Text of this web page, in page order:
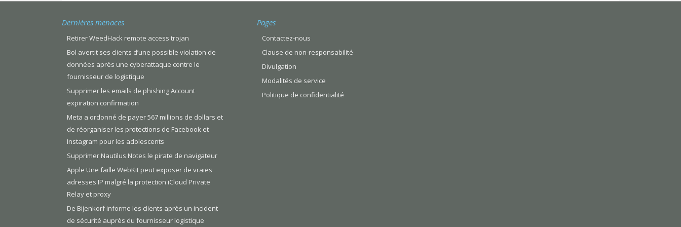
Dernières menaces
Retirer WeedHack remote access trojan
Bol avertit ses clients d’une possible violation de
données après une cyberattaque contre le
fournisseur de logistique
Supprimer les emails de phishing Account
expiration confirmation
Meta a ordonné de payer 567 millions de dollars et
de réorganiser les protections de Facebook et
Instagram pour les adolescents
Supprimer Nautilus Notes le pirate de navigateur
Apple Une faille WebKit peut exposer de vraies
adresses IP malgré la protection iCloud Private
Relay et proxy
De Bijenkorf informe les clients après un incident
de sécurité auprès du fournisseur logistique
Pages
Contactez-nous
Clause de non-responsabilité
Divulgation
Modalités de service
Politique de confidentialité